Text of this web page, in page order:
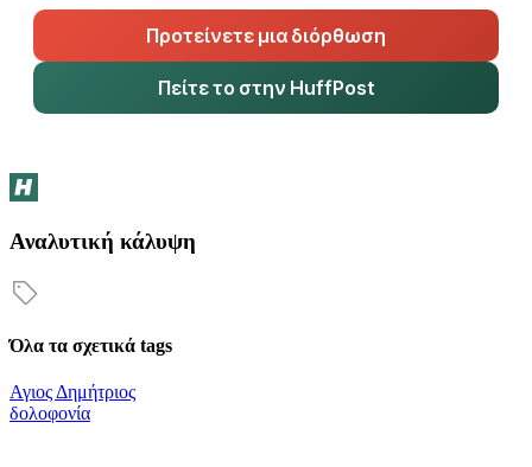
Προτείνετε μια διόρθωση
Πείτε το στην HuffPost
Αναλυτική κάλυψη
Όλα τα σχετικά tags
Αγιος Δημήτριος
δολοφονία